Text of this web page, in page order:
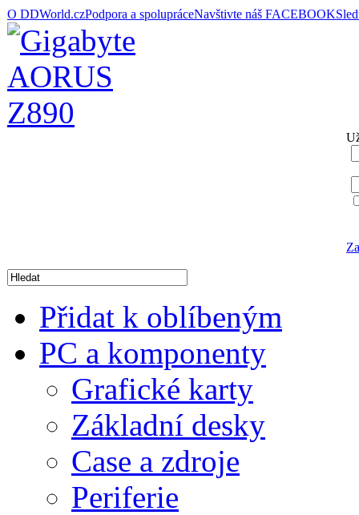
O DDWorld.czPodpora a spolupráceNavštivte náš FACEBOOK
Přidat k oblíbeným
PC a komponenty
Grafické karty
Základní desky
Case a zdroje
Periferie